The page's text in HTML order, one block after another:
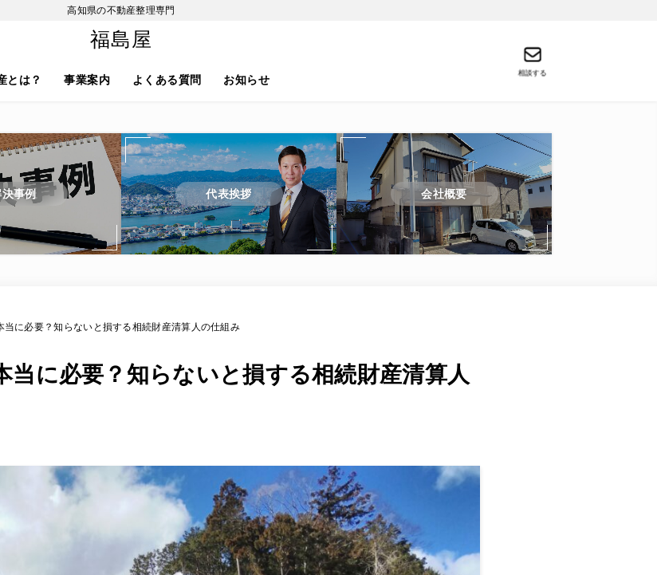
高知県の不動産整理専門
福島屋
とは？ 事業案内 よくある質問 お知らせ
相談する
決事例 代表挨拶 会社概要
当に必要？知らないと損する相続財産清算人の仕組み
当に必要？知らないと損する相続財産清算人